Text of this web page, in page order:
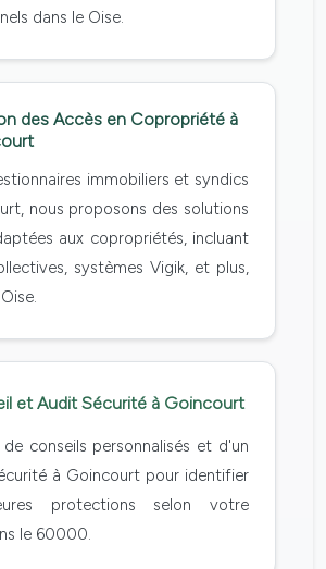
dans le Oise.
des Accès en Copropriété à
immobiliers et syndics
nous proposons des solutions
aux copropriétés, incluant
systèmes Vigik, et plus,
et Audit Sécurité à Goincourt
conseils personnalisés et d'un
à Goincourt pour identifier
protections selon votre
le 60000.